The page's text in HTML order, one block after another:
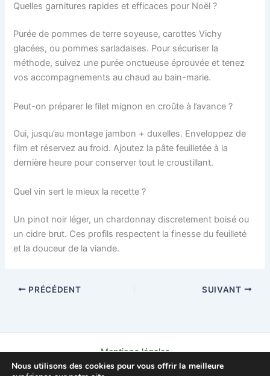
Quelles garnitures rapides et efficaces pour Noël ?
Purée de pommes de terre soyeuse, carottes Vichy
glacées, ou pommes sarladaises. Pour sécuriser la
méthode, suivez une purée onctueuse éprouvée et tenez
vos accompagnements au chaud au bain-marie.
Peut-on préparer le filet mignon en croûte à l’avance ?
Oui, jusqu’au montage jambon + duxelles. Enveloppez de
film et réservez au froid. Ajoutez la pâte feuilletée à la
dernière heure pour conserver tout le croustillant.
Quel vin sert le mieux la recette ?
Un pinot noir léger, un chardonnay discretement boisé ou
un cidre brut. Ces profils respectent la finesse du feuilleté
et la douceur de la viande.
PRÉCÉDENT SUIVANT
Mentions légales
Politique de confidentialité
Nous utilisons des cookies pour vous offrir la meilleure